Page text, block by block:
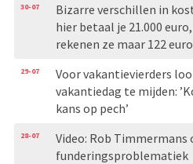
30-07
Bizarre verschillen in
hier betaal je 21.000
rekenen ze maar 122 euro
29-07
Voor vakantievierders
vakantiedag te mijden:
kans op pech’
28-07
Video: Rob Timmermans
funderingsproblematiek